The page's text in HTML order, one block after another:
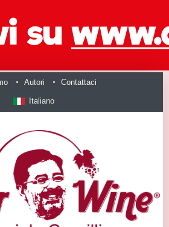
Autori Contattaci
Italiano